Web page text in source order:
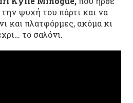
ψυχή του πάρτι και να
και πλατφόρμες, ακόμα κι
το σαλόνι.